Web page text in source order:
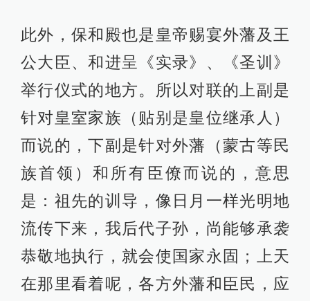
此外，保和殿也是皇帝赐宴外藩及王
公大臣、和进呈《实录》、《圣训》
举行仪式的地方。所以对联的上副是
针对皇室家族（贴别是皇位继承人）
而说的，下副是针对外藩（蒙古等民
族首领）和所有臣僚而说的，意思
是：祖先的训导，像日月一样光明地
流传下来，我后代子孙，尚能够承袭
恭敬地执行，就会使国家永固；上天
在那里看着呢，各方外藩和臣民，应